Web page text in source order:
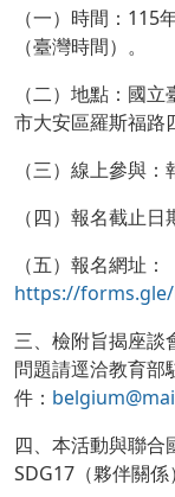
（一）時間：
（臺灣時間）。
（二）地點：國
市大安區羅斯福路
（三）線上參與
（四）報名截止
（五）報名網址：
https://forms.gle/
三、檢附旨揭座談
問題請逕洽教育部
件：
四、本活動與聯合
SDG17（夥伴關係